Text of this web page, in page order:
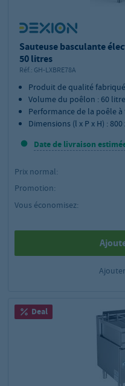
Sauteuse basculante
50 litres
Réf.: GH-LXBRE78A
Produit de qualité
Volume du poêlon : 60
Performance de la poêle
Dimensions (l x P x H) :
Date de livraison
Prix normal:
Promotion:
Vous économisez:
Deal